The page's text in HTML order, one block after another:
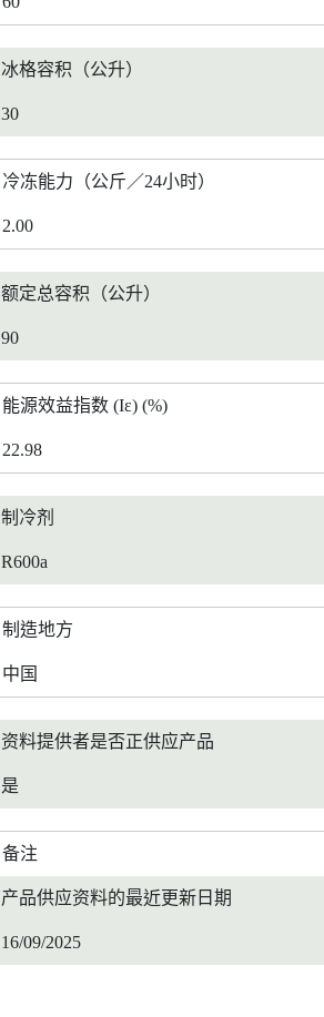
冰格容积（公升）
30
冷冻能力（公斤／24小时）
2.00
额定总容积（公升）
90
能源效益指数 (Iε) (%)
22.98
制冷剂
R600a
制造地方
中国
资料提供者是否正供应产品
是
备注
产品供应资料的最近更新日期
16/09/2025